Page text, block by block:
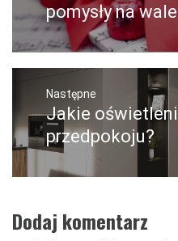
pomysły na
Następne
Następny
post:
Jakie
przedpokoju?
Dodaj komentarz